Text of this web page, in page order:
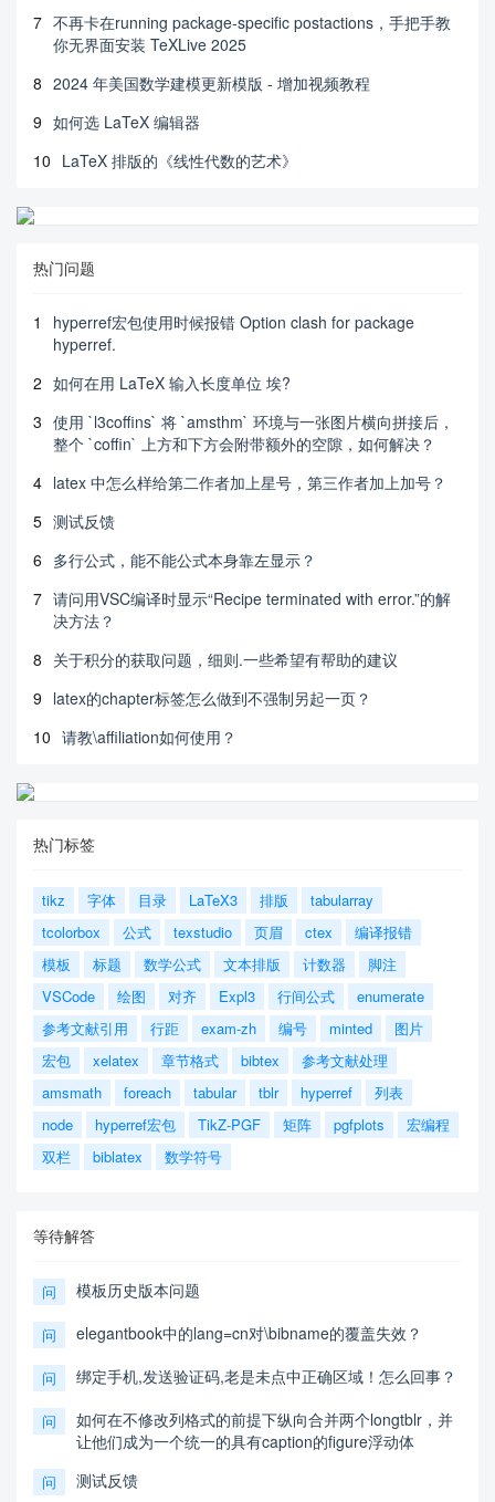
7 不再卡在running package-specific postactions，手把手教
你无界面安装 TeXLive 2025
8 2024 年美国数学建模更新模版 - 增加视频教程
9 如何选 LaTeX 编辑器
10 LaTeX 排版的《线性代数的艺术》
热门问题
1
hyperref宏包使用时候报错 Option clash for package
hyperref.
2 如何在用 LaTeX 输入长度单位 埃?
3 使用 `l3coffins` 将 `amsthm` 环境与一张图片横向拼接后，
整个 `coffin` 上方和下方会附带额外的空隙，如何解决？
4 latex 中怎么样给第二作者加上星号，第三作者加上加号？
5 测试反馈
6 多行公式，能不能公式本身靠左显示？
7 请问用VSC编译时显示“Recipe terminated with error.”的解
决方法？
8 关于积分的获取问题，细则.一些希望有帮助的建议
9 latex的chapter标签怎么做到不强制另起一页？
10 请教\affiliation如何使用？
热门标签
tikz 字体 目录 LaTeX3 排版
tabularray
tcolorbox
公式 texstudio 页眉 ctex
编译报错
模板
标题 数学公式 文本排版 计数器
脚注
VSCode
绘图 对齐 Expl3 行间公式
enumerate
参考文献引用
行距 exam-zh 编号 minted
图片
宏包
xelatex 章节格式 bibtex
参考文献处理
amsmath
foreach tabular tblr hyperref
列表
node
hyperref宏包 TikZ-PGF 矩阵 pgfplots
宏编程
双栏
biblatex 数学符号
等待解答
问 模板历史版本问题
问 elegantbook中的lang=cn对\bibname的覆盖失效？
问 绑定手机,发送验证码,老是未点中正确区域！怎么回事？
问
如何在不修改列格式的前提下纵向合并两个longtblr，并
让他们成为一个统一的具有caption的figure浮动体
问 测试反馈